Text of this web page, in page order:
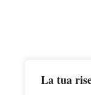
La tua